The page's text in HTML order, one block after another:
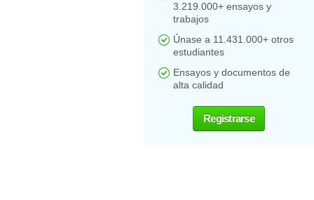
3.219.000+ ensayos y
trabajos
Únase a 11.431.000+ otros
estudiantes
Ensayos y documentos de
alta calidad
Registrarse